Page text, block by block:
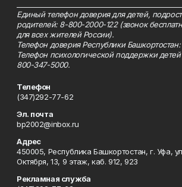
Единый телефон доверия для детей,
родителей: 8-800-2000-122 (звонок
для всех жителей России).
Телефон доверия Республики
Телефон психологической поддержки
800-347-5000.
Телефон
(347)292-77-62
Эл. почта
bp2002@inbox.ru
Адрес
450005, Республика Башкортостан, г. Уфа,
Октября, 13, 9 этаж, каб. 912, 923
Рекламная служба